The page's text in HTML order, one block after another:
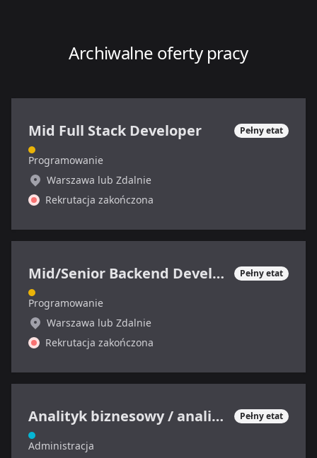
Archiwalne oferty pracy
Mid Full Stack Developer Pełny etat
Programowanie
Warszawa lub Zdalnie
Rekrutacja zakończona
Mid/Senior Backend Developer Pełny etat
Programowanie
Warszawa lub Zdalnie
Rekrutacja zakończona
Analityk biznesowy / analityczka biznesowa / product owner Pełny etat
Administracja